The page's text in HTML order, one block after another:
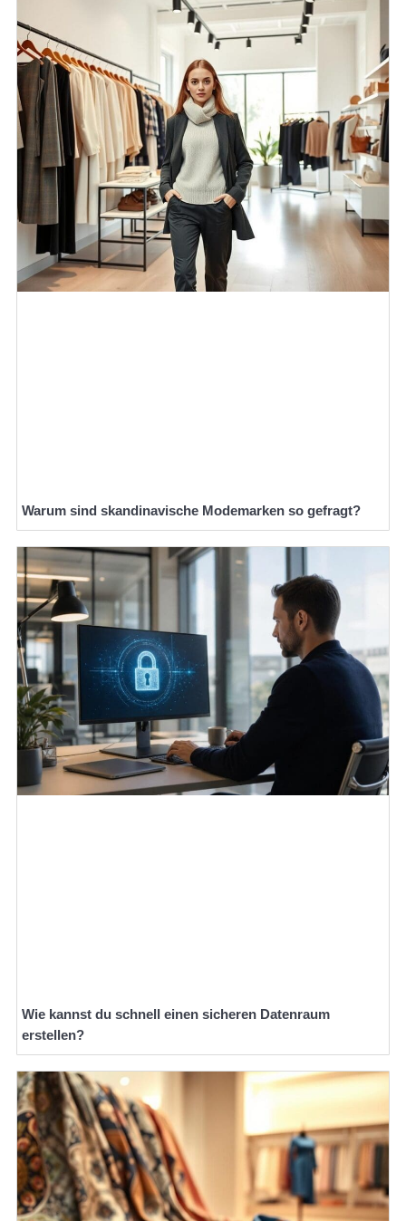
Warum sind skandinavische Modemarken so gefragt?
Wie kannst du schnell einen sicheren Datenraum
erstellen?